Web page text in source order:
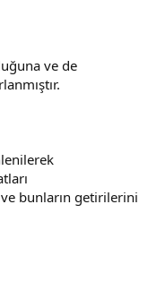
ve de
bunların getirilerini